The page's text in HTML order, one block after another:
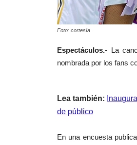
Foto: cortesía
Espectáculos.- La
nombrada por los fans
Lea también:
de público
En una encuesta